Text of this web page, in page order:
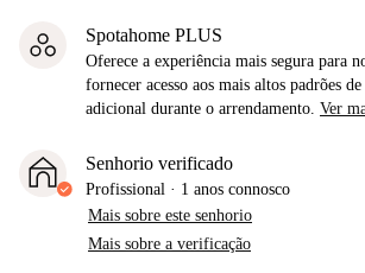
Spotahome PLUS
Oferece a experiência mais segura para
fornecer acesso aos mais altos padrões
adicional durante o arrendamento. Ver
Senhorio verificado
Profissional · 1 anos connosco
Mais sobre este senhorio
Mais sobre a verificação